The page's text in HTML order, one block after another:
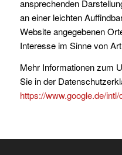
ansprechenden
an einer leichten
Website angegebenen
Interesse im Sinne von
Mehr Informationen zum
Sie in der
https://www.google.de/